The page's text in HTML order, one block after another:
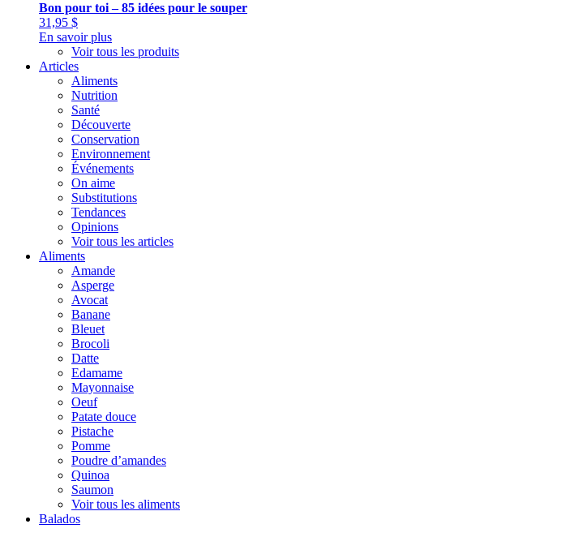
Bon pour toi – 85 idées pour le souper
31,95 $
En savoir plus
Voir tous les produits
Articles
Aliments
Nutrition
Santé
Découverte
Conservation
Environnement
Événements
On aime
Substitutions
Tendances
Opinions
Voir tous les articles
Aliments
Amande
Asperge
Avocat
Banane
Bleuet
Brocoli
Datte
Edamame
Mayonnaise
Oeuf
Patate douce
Pistache
Pomme
Poudre d’amandes
Quinoa
Saumon
Voir tous les aliments
Balados